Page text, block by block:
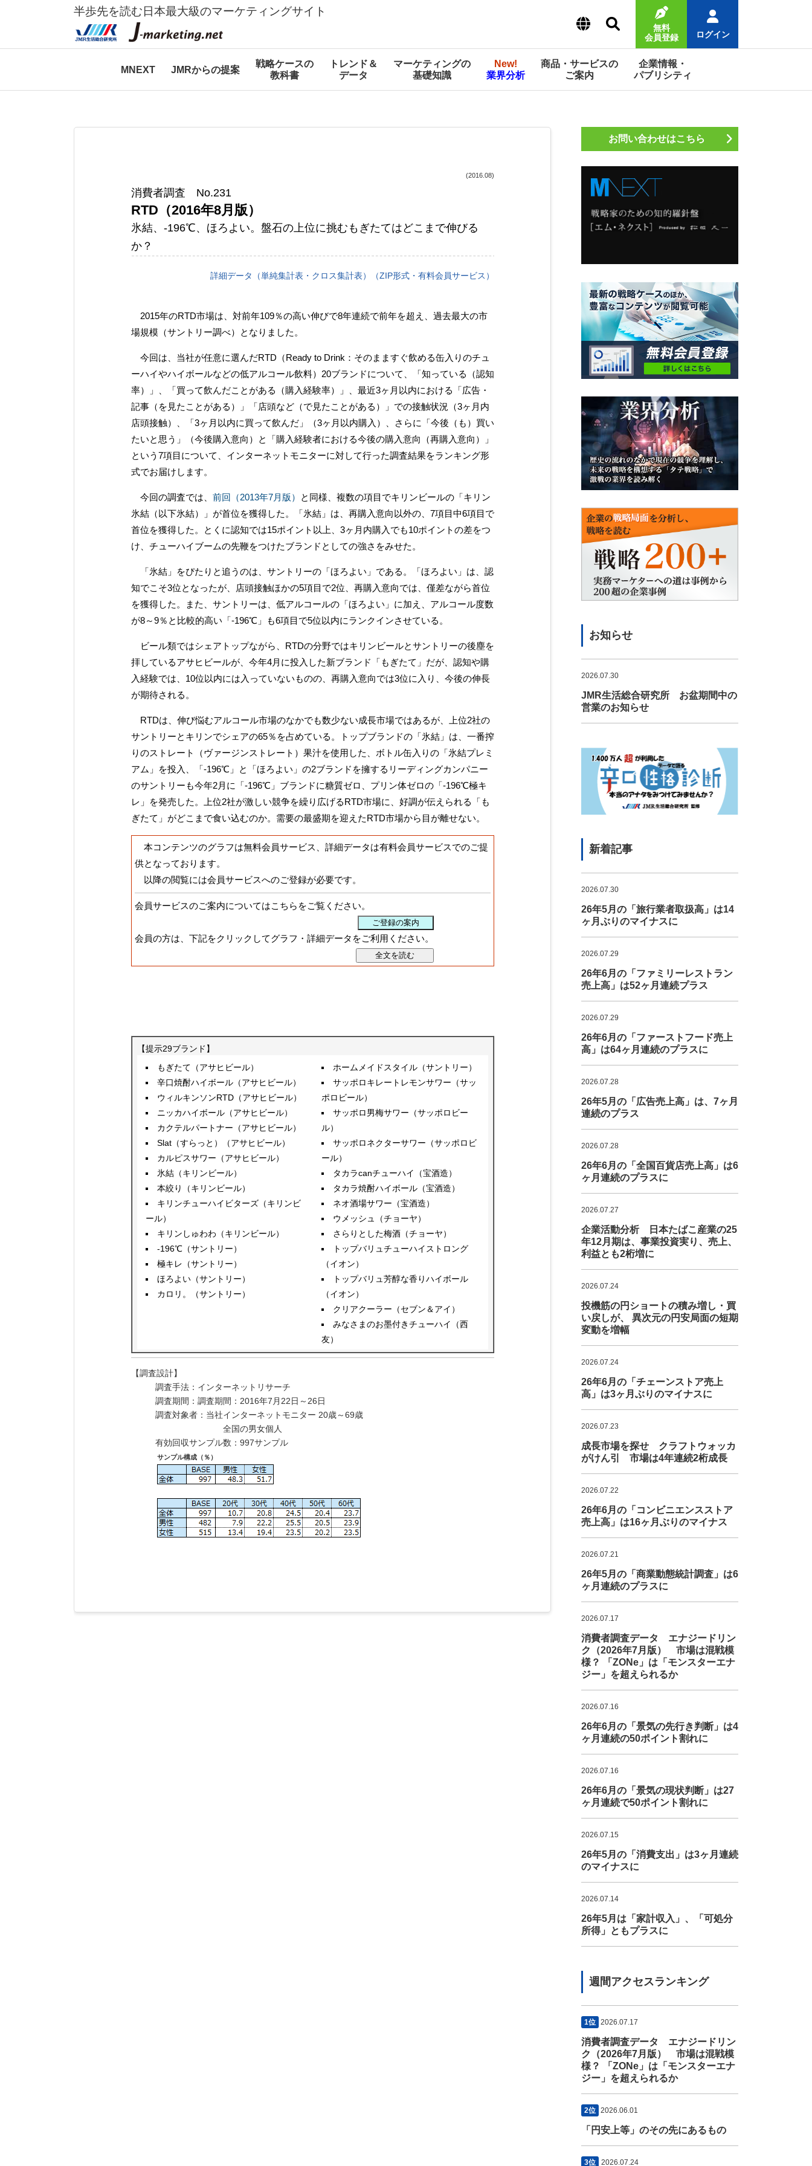
半歩先を読む日本最大級のマーケティングサイト
無料
会員登録
ログイン
MNEXT JMRからの提案
戦略ケースの
教科書
トレンド＆
データ
マーケティングの
基礎知識
New!
業界分析
商品・サービスの
ご案内
企業情報・
パブリシティ
(2016.08)
消費者調査 No.231
RTD（2016年8月版）
氷結、-196℃、ほろよい。盤石の上位に挑むもぎたてはどこまで伸びる
か？
詳細データ（単純集計表・クロス集計表）（ZIP形式・有料会員サービス）
2015年のRTD市場は、対前年109％の高い伸びで8年連続で前年を超え、過去最大の市
場規模（サントリー調べ）となりました。
今回は、当社が任意に選んだRTD（Ready to Drink：そのまますぐ飲める缶入りのチュ
ーハイやハイボールなどの低アルコール飲料）20ブランドについて、「知っている（認知
率）」、「買って飲んだことがある（購入経験率）」、最近3ヶ月以内における「広告・
記事（を見たことがある）」「店頭など（で見たことがある）」での接触状況（3ヶ月内
店頭接触）、「3ヶ月以内に買って飲んだ」（3ヶ月以内購入）、さらに「今後（も）買い
たいと思う」（今後購入意向）と「購入経験者における今後の購入意向（再購入意向）」
という7項目について、インターネットモニターに対して行った調査結果をランキング形
式でお届けします。
今回の調査では、 前回（2013年7月版）
と同様、複数の項目でキリンビールの「キリン
氷結（以下氷結）」が首位を獲得した。「氷結」は、再購入意向以外の、7項目中6項目で
首位を獲得した。とくに認知では15ポイント以上、3ヶ月内購入でも10ポイントの差をつ
け、チューハイブームの先鞭をつけたブランドとしての強さをみせた。
「氷結」をぴたりと追うのは、サントリーの「ほろよい」である。「ほろよい」は、認
知でこそ3位となったが、店頭接触ほかの5項目で2位、再購入意向では、僅差ながら首位
を獲得した。また、サントリーは、低アルコールの「ほろよい」に加え、アルコール度数
が8～9％と比較的高い「-196℃」も6項目で5位以内にランクインさせている。
ビール類ではシェアトップながら、RTDの分野ではキリンビールとサントリーの後塵を
拝しているアサヒビールが、今年4月に投入した新ブランド「もぎたて」だが、認知や購
入経験では、10位以内には入っていないものの、再購入意向では3位に入り、今後の伸長
が期待される。
RTDは、伸び悩むアルコール市場のなかでも数少ない成長市場ではあるが、上位2社の
サントリーとキリンでシェアの65％を占めている。トップブランドの「氷結」は、一番搾
りのストレート（ヴァージンストレート）果汁を使用した、ボトル缶入りの「氷結プレミ
アム」を投入、「-196℃」と「ほろよい」の2ブランドを擁するリーディングカンパニー
のサントリーも今年2月に「-196℃」ブランドに糖質ゼロ、プリン体ゼロの「-196℃極キ
レ」を発売した。上位2社が激しい競争を繰り広げるRTD市場に、好調が伝えられる「も
ぎたて」がどこまで食い込むのか。需要の最盛期を迎えたRTD市場から目が離せない。
本コンテンツのグラフは無料会員サービス、詳細データは有料会員サービスでのご提
供となっております。
以降の閲覧には会員サービスへのご登録が必要です。
会員サービスのご案内についてはこちらをご覧ください。
会員の方は、下記をクリックしてグラフ・詳細データをご利用ください。
【提示29ブランド】
もぎたて（アサヒビール）
辛口焼酎ハイボール（アサヒビール）
ウィルキンソンRTD（アサヒビール）
ニッカハイボール（アサヒビール）
カクテルパートナー（アサヒビール）
Slat（すらっと）（アサヒビール）
カルピスサワー（アサヒビール）
氷結（キリンビール）
本絞り（キリンビール）
キリンチューハイビターズ（キリンビ
ール）
キリンしゅわわ（キリンビール）
-196℃（サントリー）
極キレ（サントリー）
ほろよい（サントリー）
カロリ。（サントリー）
ホームメイドスタイル（サントリー）
サッポロキレートレモンサワー（サッ
ポロビール）
サッポロ男梅サワー（サッポロビー
ル）
サッポロネクターサワー（サッポロビ
ール）
タカラcanチューハイ（宝酒造）
タカラ焼酎ハイボール（宝酒造）
ネオ酒場サワー（宝酒造）
ウメッシュ（チョーヤ）
さらりとした梅酒（チョーヤ）
トップバリュチューハイストロング
（イオン）
トップバリュ芳醇な香りハイボール
（イオン）
クリアクーラー（セブン＆アイ）
みなさまのお墨付きチューハイ（西
友）
【調査設計】
調査手法：インターネットリサーチ
調査期間：調査期間：2016年7月22日～26日
調査対象者：当社インターネットモニター 20歳～69歳
全国の男女個人
有効回収サンプル数：997サンプル
サンプル構成（％）
お問い合わせはこちら
お知らせ
2026.07.30
JMR生活総合研究所 お盆期間中の
営業のお知らせ
新着記事
2026.07.30
26年5月の「旅行業者取扱高」は14
ヶ月ぶりのマイナスに
2026.07.29
26年6月の「ファミリーレストラン
売上高」は52ヶ月連続プラス
2026.07.29
26年6月の「ファーストフード売上
高」は64ヶ月連続のプラスに
2026.07.28
26年5月の「広告売上高」は、7ヶ月
連続のプラス
2026.07.28
26年6月の「全国百貨店売上高」は6
ヶ月連続のプラスに
2026.07.27
企業活動分析 日本たばこ産業の25
年12月期は、事業投資実り、売上、
利益とも2桁増に
2026.07.24
投機筋の円ショートの積み増し・買
い戻しが、 異次元の円安局面の短期
変動を増幅
2026.07.24
26年6月の「チェーンストア売上
高」は3ヶ月ぶりのマイナスに
2026.07.23
成長市場を探せ クラフトウォッカ
がけん引 市場は4年連続2桁成長
2026.07.22
26年6月の「コンビニエンスストア
売上高」は16ヶ月ぶりのマイナス
2026.07.21
26年5月の「商業動態統計調査」は6
ヶ月連続のプラスに
2026.07.17
消費者調査データ エナジードリン
ク（2026年7月版） 市場は混戦模
様？ 「ZONe」は「モンスターエナ
ジー」を超えられるか
2026.07.16
26年6月の「景気の先行き判断」は4
ヶ月連続の50ポイント割れに
2026.07.16
26年6月の「景気の現状判断」は27
ヶ月連続で50ポイント割れに
2026.07.15
26年5月の「消費支出」は3ヶ月連続
のマイナスに
2026.07.14
26年5月は「家計収入」、「可処分
所得」ともプラスに
週間アクセスランキング
1位 2026.07.17
消費者調査データ エナジードリン
ク（2026年7月版） 市場は混戦模
様？ 「ZONe」は「モンスターエナ
ジー」を超えられるか
2位 2026.06.01
「円安上等」のその先にあるもの
3位 2026.07.24